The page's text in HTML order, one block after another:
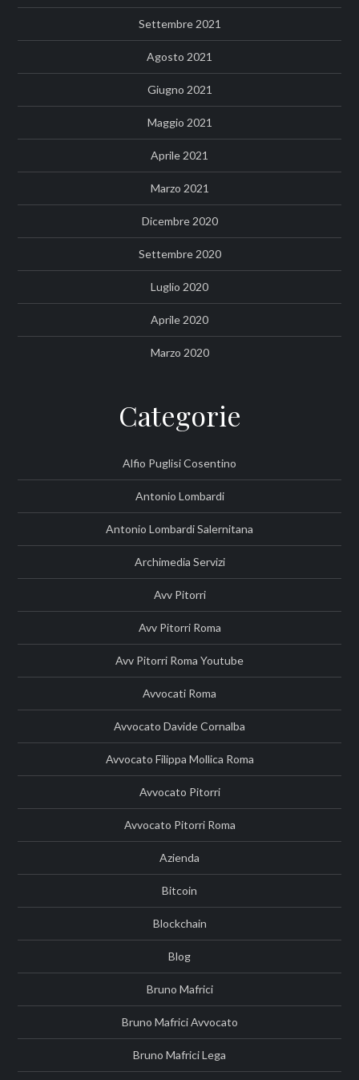
Settembre 2021
Agosto 2021
Giugno 2021
Maggio 2021
Aprile 2021
Marzo 2021
Dicembre 2020
Settembre 2020
Luglio 2020
Aprile 2020
Marzo 2020
Categorie
Alfio Puglisi Cosentino
Antonio Lombardi
Antonio Lombardi Salernitana
Archimedia Servizi
Avv Pitorri
Avv Pitorri Roma
Avv Pitorri Roma Youtube
Avvocati Roma
Avvocato Davide Cornalba
Avvocato Filippa Mollica Roma
Avvocato Pitorri
Avvocato Pitorri Roma
Azienda
Bitcoin
Blockchain
Blog
Bruno Mafrici
Bruno Mafrici Avvocato
Bruno Mafrici Lega